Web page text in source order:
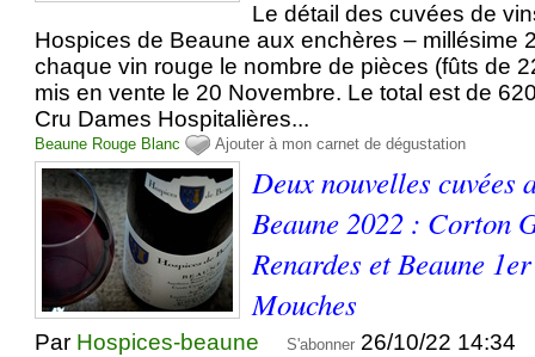
Le détail des cuvées de
Hospices de Beaune aux enchères – millésime
chaque vin rouge le nombre de pièces (fûts de
mis en vente le 20 Novembre. Le total est de
Cru Dames Hospitalières...
Beaune Rouge Blanc Ajouter à mon carnet de dégustation
Deux nouvelles cuvées
Beaune 2022 : Corton
Renardes et Beaune
Mouches
Par Hospices-beaune S'abonner 26/10/22 14:34